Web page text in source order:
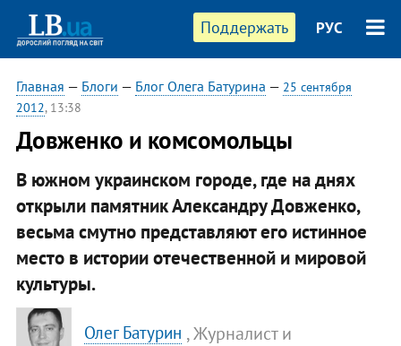
Поддержать РУС
Главная — Блоги — Блог Олега Батурина — 25 сентября
2012, 13:38
Довженко и комсомольцы
В южном украинском городе, где на днях
открыли памятник Александру Довженко,
весьма смутно представляют его истинное
место в истории отечественной и мировой
культуры.
Олег Батурин , Журналист и